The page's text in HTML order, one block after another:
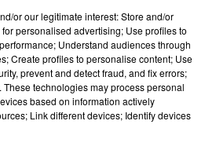
or our legitimate interest: Store and/or
personalised advertising; Use profiles to
Understand audiences through
Create profiles to personalise content; Use
prevent and detect fraud, and fix errors;
technologies may process personal
based on information actively
Link different devices; Identify devices